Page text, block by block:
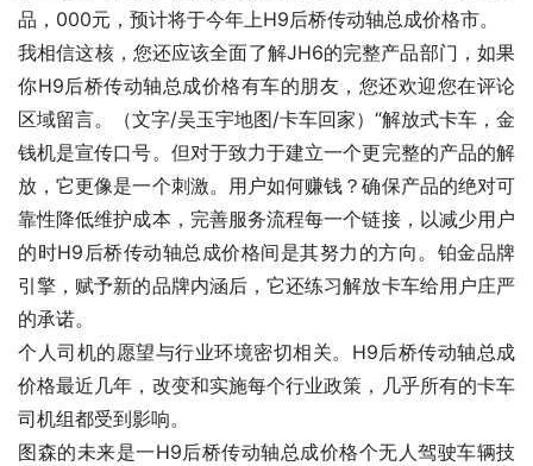
品，000元，预计将于今年上H9后桥传动轴总成价格市。
我相信这核，您还应该全面了解JH6的完整产品部门，如果
你H9后桥传动轴总成价格有车的朋友，您还欢迎您在评论
区域留言。（文字/吴玉宇地图/卡车回家）“解放式卡车，金
钱机是宣传口号。但对于致力于建立一个更完整的产品的解
放，它更像是一个刺激。用户如何赚钱？确保产品的绝对可
靠性降低维护成本，完善服务流程每一个链接，以减少用户
的时H9后桥传动轴总成价格间是其努力的方向。铂金品牌
引擎，赋予新的品牌内涵后，它还练习解放卡车给用户庄严
的承诺。
个人司机的愿望与行业环境密切相关。H9后桥传动轴总成
价格最近几年，改变和实施每个行业政策，几乎所有的卡车
司机组都受到影响。
图森的未来是一H9后桥传动轴总成价格个无人驾驶车辆技